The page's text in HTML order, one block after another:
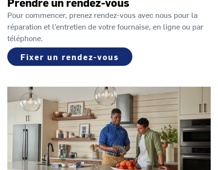
Pour commencer, prenez rendez-vous avec nous pour la
réparation et l’entretien de votre fournaise, en ligne ou par
téléphone.
Fixer un rendez-vous